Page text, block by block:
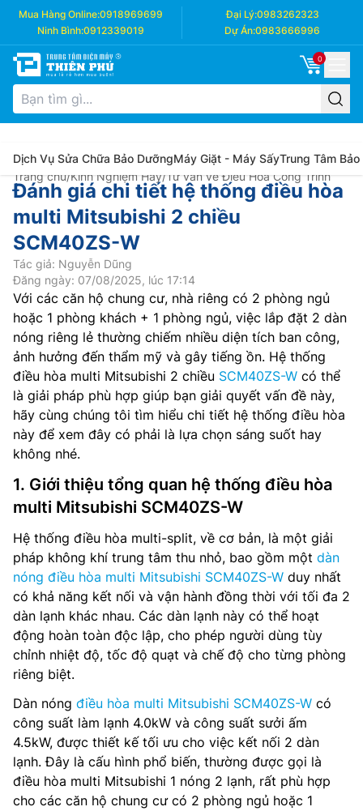
Mua Hàng Online:0918969699 Đại Lý:0983262323
Ninh Bình:0912339019 Dự Án:0983666996
0
Dịch Vụ Sửa Chữa Bảo DưỡngMáy Giặt - Máy SấyTrung Tâm Bảo
Trang chủ/Kinh Nghiệm Hay/Tư vấn về Điều Hòa Công Trình
Đánh giá chi tiết hệ thống điều hòa
multi Mitsubishi 2 chiều
SCM40ZS-W
Tác giả: Nguyễn Dũng
Đăng ngày: 07/08/2025, lúc 17:14
Với các căn hộ chung cư, nhà riêng có 2 phòng ngủ
hoặc 1 phòng khách + 1 phòng ngủ, việc lắp đặt 2 dàn
nóng riêng lẻ thường chiếm nhiều diện tích ban công,
ảnh hưởng đến thẩm mỹ và gây tiếng ồn. Hệ thống
điều hòa multi Mitsubishi 2 chiều SCM40ZS-W có thể
là giải pháp phù hợp giúp bạn giải quyết vấn đề này,
hãy cùng chúng tôi tìm hiểu chi tiết hệ thống điều hòa
này để xem đây có phải là lựa chọn sáng suốt hay
không nhé.
1. Giới thiệu tổng quan hệ thống điều hòa
multi Mitsubishi SCM40ZS-W
Hệ thống điều hòa multi-split, về cơ bản, là một giải
pháp không khí trung tâm thu nhỏ, bao gồm một dàn
nóng điều hòa multi Mitsubishi SCM40ZS-W duy nhất
có khả năng kết nối và vận hành đồng thời với tối đa 2
dàn lạnh khác nhau. Các dàn lạnh này có thể hoạt
động hoàn toàn độc lập, cho phép người dùng tùy
chỉnh nhiệt độ, tốc độ quạt và chế độ cho từng phòng
riêng biệt.
Dàn nóng điều hòa multi Mitsubishi SCM40ZS-W có
công suất làm lạnh 4.0kW và công suất sưởi ấm
4.5kW, được thiết kế tối ưu cho việc kết nối 2 dàn
lạnh. Đây là cấu hình phổ biến, thường được gọi là
điều hòa multi Mitsubishi 1 nóng 2 lạnh, rất phù hợp
cho các căn hộ chung cư có 2 phòng ngủ hoặc 1